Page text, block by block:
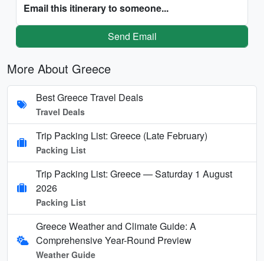
Email this itinerary to someone...
Send Email
More About Greece
Best Greece Travel Deals
Travel Deals
Trip Packing List: Greece (Late February)
Packing List
Trip Packing List: Greece — Saturday 1 August
2026
Packing List
Greece Weather and Climate Guide: A
Comprehensive Year-Round Preview
Weather Guide